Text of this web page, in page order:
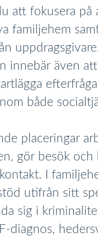
att fokusera på
familjehem
innebär även
både
placeringar
gör besök och
I
utifrån sitt
sig i
diagnos,